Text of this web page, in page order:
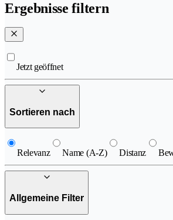
Ergebnisse filtern
Jetzt geöffnet
Sortieren nach
Relevanz Name (A-Z) Distanz
Allgemeine Filter